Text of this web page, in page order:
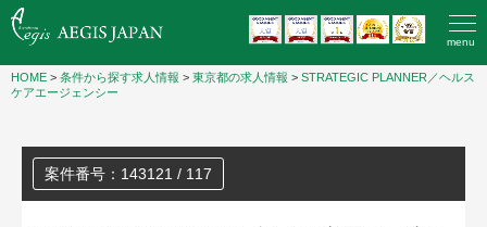
menu
HOME > 条件から探す求人情報 > 東京都の求人情報 > STRATEGIC PLANNER／ヘルス
ケアエージェンシー
案件番号：143121 / 117